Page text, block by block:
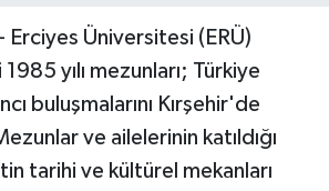
Erciyes Üniversitesi (ERÜ)
yılı mezunları; Türkiye
buluşmalarını Kırşehir'de
ve ailelerinin katıldığı
tarihi ve kültürel mekanları